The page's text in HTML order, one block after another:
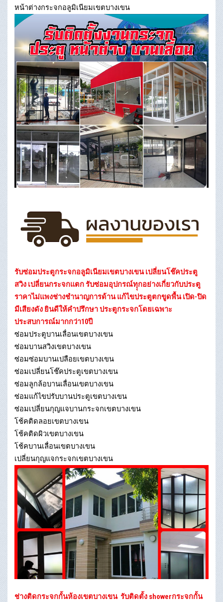
หน้าต่างกระจกอลูมิเนียมเขตบางเขน
รับซ่อมประตูกระจกอลูมิเนียมเขตบางเขน เปลี่ยนโช๊คประตู
สวิง เปลี่ยนกระจกแตก รับซ่อมอุปกรณ์ทุุกอย่างเกี่ยวกับประตู
ราคาไม่แพงช่างชำนาญการด้าน แก้ไขประตูตกขูดพื้น เปิด-ปิด
มีเสียงดัง ยินดีให้คำปรึกษา ประตูกระจกโดยเฉพาะ
ประสบการณ์มากกว่า10ปี
ซ่อมประตูบานเลื่อนเขตบางเขน
ซ่อมบานสวิงเขตบางเขน
ซ่อมซ่อมบานเปลือยเขตบางเขน
ซ่อมเปลี่ยนโช๊คประตูเขตบางเขน
ซ่อมลูกล้อบานเลื่อนเขตบางเขน
ซ่อมแก้ไขปรับบานประตูเขตบางเขน
ซ่อมเปลี่ยนกุญแจบานกระจกเขตบางเขน
โช้คติดลอยเขตบางเขน
โช้คติดผิวเขตบางเขน
โช้คบานเลื่อนเขตบางเขน
เปลี่ยนกุญแจกระจกเขตบางเขน
ช่างติดกระจกกั้นห้องเขตบางเขน รับติดตั้ง showerกระจกกั้น